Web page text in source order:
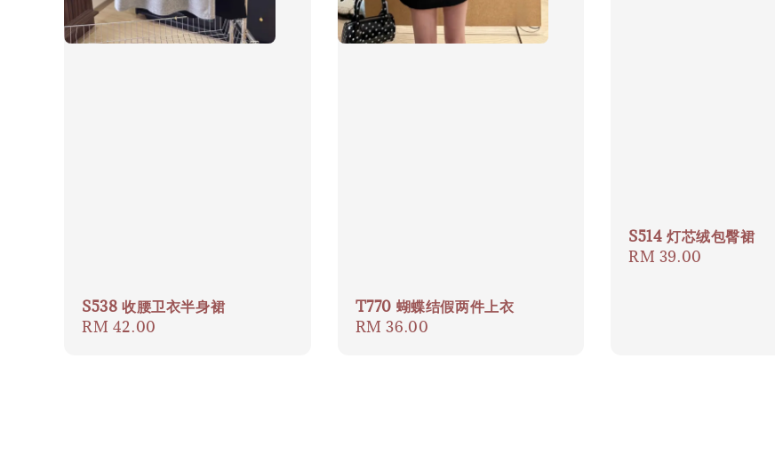
S538 收腰卫衣半身裙
Regular
RM 42.00
T770 蝴蝶结假两件上衣
Regular
RM 36.00
S514 灯芯绒包臀裙
Regular
RM 39.00